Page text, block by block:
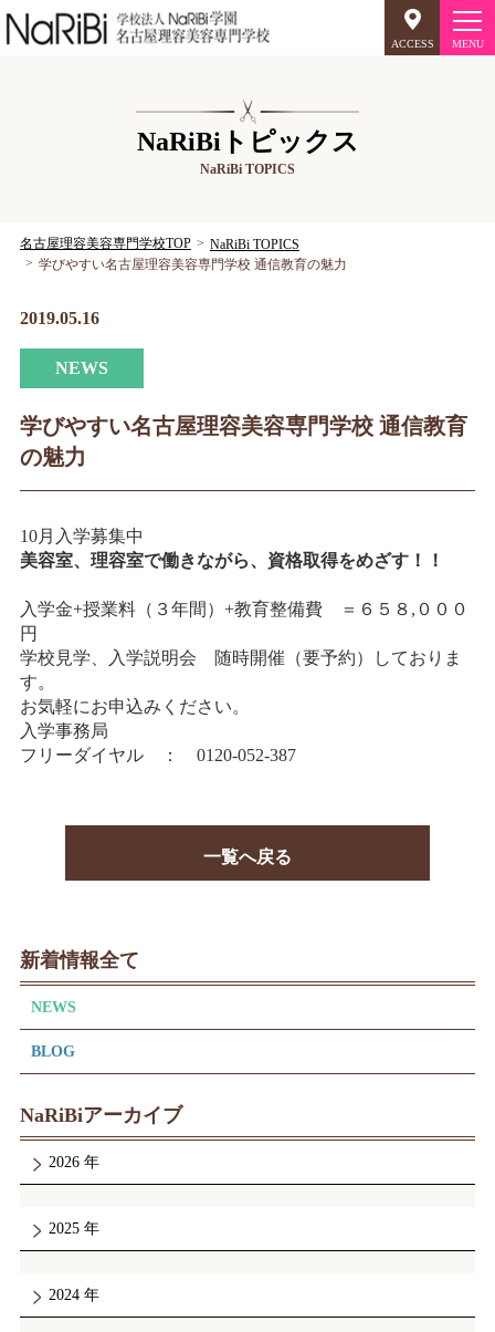
ACCESS
オープンキャンパス
NaRiBiのミリョク
キャンパスライフ
就職について
学生・保護者向け
一般サロン向け
後援会向け
サイトマップ
NaRiBiトピックス
NaRiBi TOPICS
名古屋理容美容専門学校TOP
NaRiBi TOPICS
学びやすい名古屋理容美容専門学校 通信教育の魅力
2019.05.16
NEWS
学びやすい名古屋理容美容専門学校 通信教育
の魅力
10月入学募集中
美容室、理容室で働きながら、資格取得をめざす！！
入学金+授業料（３年間）+教育整備費 ＝６５８,０００
円
学校見学、入学説明会 随時開催（要予約）しておりま
す。
お気軽にお申込みください。
入学事務局
フリーダイヤル ： 0120-052-387
一覧へ戻る
新着情報全て
NEWS
BLOG
NaRiBiアーカイブ
2026
2025
2024